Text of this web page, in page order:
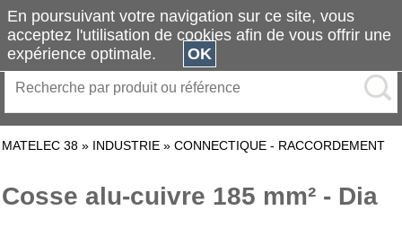
MATELEC 38 » INDUSTRIE » CONNECTIQUE - RACCORDEMENT
Cosse alu-cuivre 185 mm² - Dia
En poursuivant votre navigation sur ce site, vous
acceptez l'utilisation de cookies afin de vous offrir une
expérience optimale.
OK